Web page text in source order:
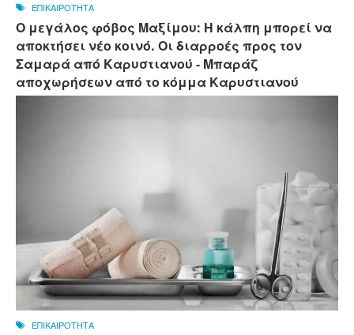
ΕΠΙΚΑΙΡΟΤΗΤΑ
Ο μεγάλος φόβος Μαξίμου: Η κάλπη μπορεί να
αποκτήσει νέο κοινό. Οι διαρροές προς τον
Σαμαρά από Καρυστιανού - Μπαράζ
αποχωρήσεων από το κόμμα Καρυστιανού
ΕΠΙΚΑΙΡΟΤΗΤΑ